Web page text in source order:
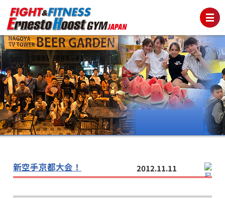
新空手京都大会！ 2012.11.11